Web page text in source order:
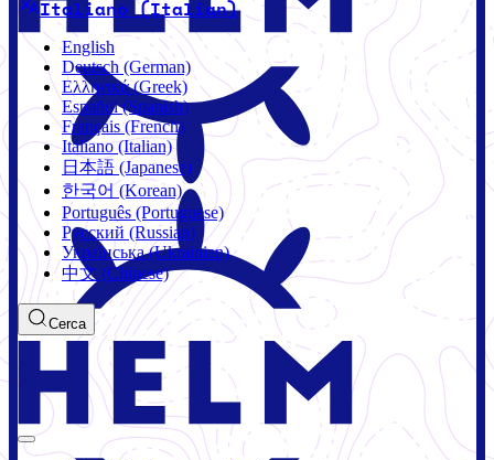
Italiano (Italian)
English
Deutsch (German)
Ελληνικά (Greek)
Español (Spanish)
Français (French)
Italiano (Italian)
日本語 (Japanese)
한국어 (Korean)
Português (Portuguese)
Русский (Russian)
Українська (Ukrainian)
中文 (Chinese)
Cerca